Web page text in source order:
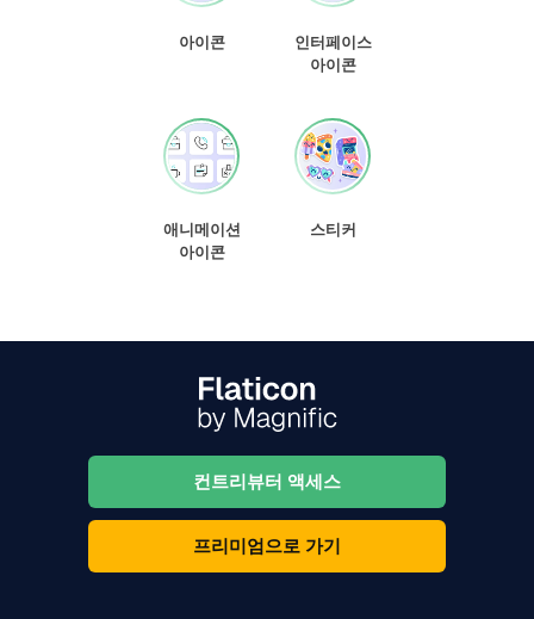
아이콘
인터페이스
아이콘
애니메이션
아이콘
스티커
컨트리뷰터 액세스
프리미엄으로 가기